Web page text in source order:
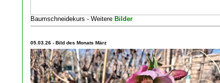
Baumschneidekurs - Weitere Bilder
05.03.26 - Bild des Monats März